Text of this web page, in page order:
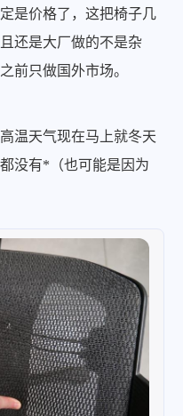
是价格了，这把椅子几
还是大厂做的不是杂
前只做国外市场。
温天气现在马上就冬天
没有*（也可能是因为